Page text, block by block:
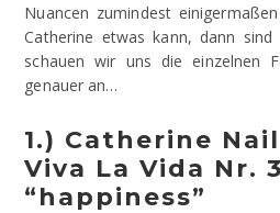
Nuancen zumindest
Catherine etwas kann, dann
schauen wir uns die einzelnen
genauer an…
1.) Catherine
Viva La Vida Nr.
“happiness”